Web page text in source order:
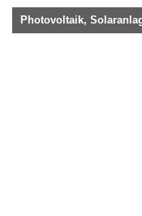
Photovoltaik,